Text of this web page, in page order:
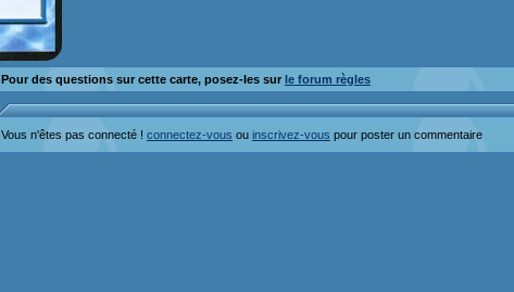
Pour des questions sur cette carte, posez-les sur le forum règles
Vous n'êtes pas connecté ! connectez-vous ou inscrivez-vous pour poster un commentaire